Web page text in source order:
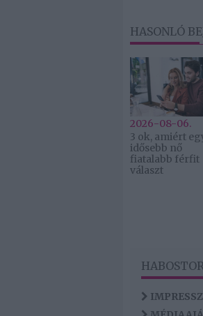
HASONLÓ
2026-08-06.
3 ok, amiért
idősebb nő
fiatalabb férfit
választ